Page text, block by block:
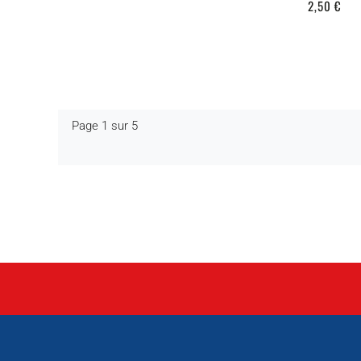
2,50 €
Page 1 sur 5